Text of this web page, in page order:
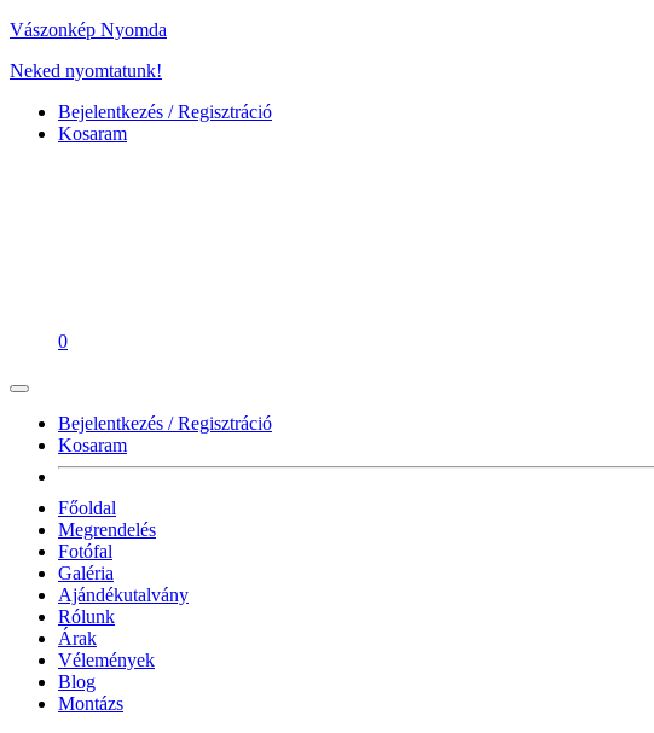
Vászonkép Nyomda
Neked nyomtatunk!
Bejelentkezés / Regisztráció
Kosaram
0
Bejelentkezés / Regisztráció
Kosaram
Főoldal
Megrendelés
Fotófal
Galéria
Ajándékutalvány
Rólunk
Árak
Vélemények
Blog
Montázs